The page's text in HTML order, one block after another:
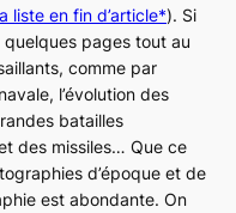
liste en fin d’article*). Si
pages tout au
comme par
l’évolution des
batailles
des missiles… Que ce
d’époque et de
est abondante. On